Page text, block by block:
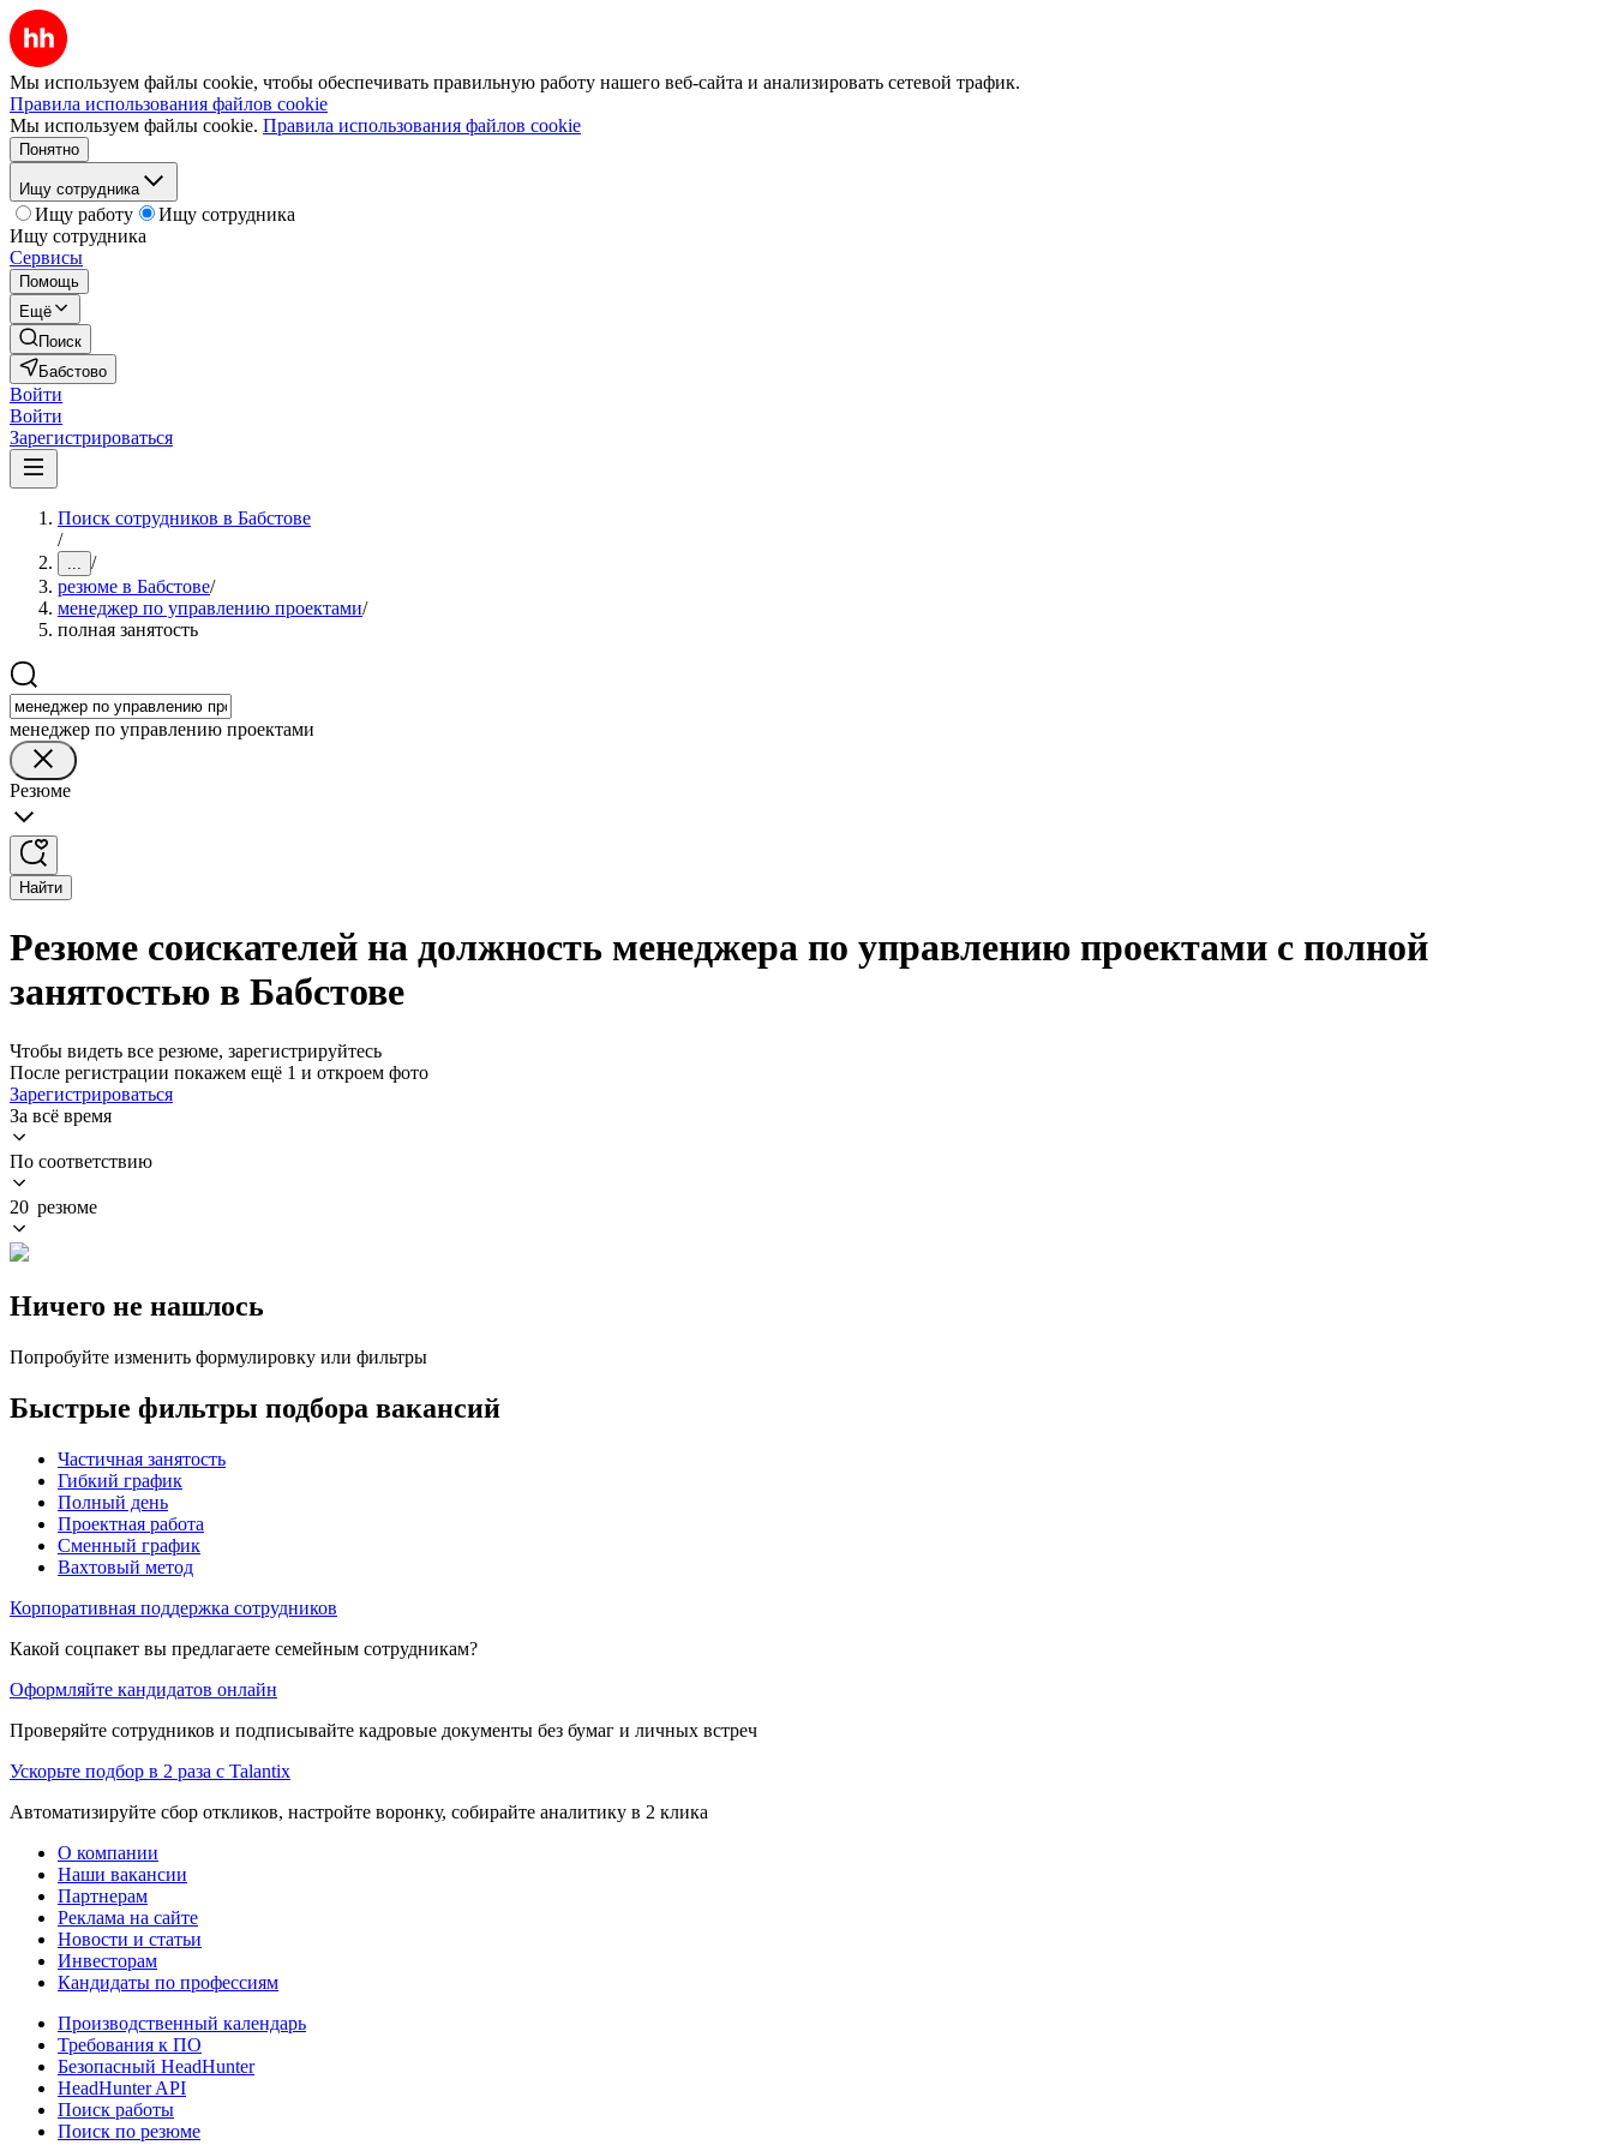
Мы используем файлы cookie, чтобы обеспечивать правильную работу нашего веб-сайта и анализировать сетевой трафик.
Правила использования файлов cookie
Мы используем файлы cookie. Правила использования файлов cookie
Понятно
Ищу сотрудника
Ищу работу
Ищу сотрудника
Ищу сотрудника
Сервисы
Помощь
Ещё
Поиск
Бабстово
Войти
Войти
Зарегистрироваться
Поиск сотрудников в Бабстове
/
... /
резюме в Бабстове/
менеджер по управлению проектами/
полная занятость
менеджер по управлению проектами
Резюме
Найти
Резюме соискателей на должность менеджера по управлению проектами с полной
занятостью в Бабстове
Чтобы видеть все резюме, зарегистрируйтесь
После регистрации покажем ещё 1 и откроем фото
Зарегистрироваться
За всё время
По соответствию
20 резюме
Ничего не нашлось
Попробуйте изменить формулировку или фильтры
Быстрые фильтры подбора вакансий
Частичная занятость
Гибкий график
Полный день
Проектная работа
Сменный график
Вахтовый метод
Корпоративная поддержка сотрудников
Какой соцпакет вы предлагаете семейным сотрудникам?
Оформляйте кандидатов онлайн
Проверяйте сотрудников и подписывайте кадровые документы без бумаг и личных встреч
Ускорьте подбор в 2 раза с Talantix
Автоматизируйте сбор откликов, настройте воронку, собирайте аналитику в 2 клика
О компании
Наши вакансии
Партнерам
Реклама на сайте
Новости и статьи
Инвесторам
Кандидаты по профессиям
Производственный календарь
Требования к ПО
Безопасный HeadHunter
HeadHunter API
Поиск работы
Поиск по резюме